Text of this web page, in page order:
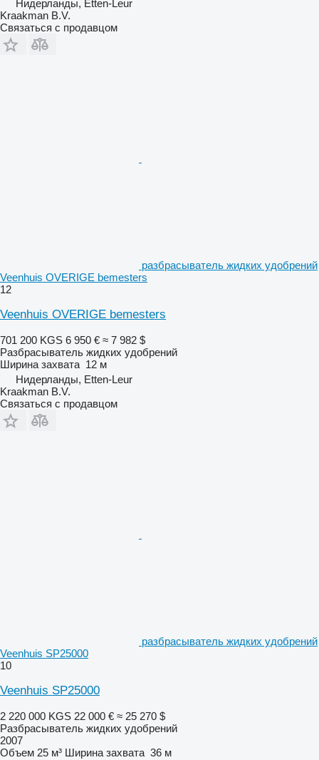
Нидерланды, Etten-Leur
Kraakman B.V.
Связаться с продавцом
разбрасыватель жидких удобрений
Veenhuis OVERIGE bemesters
12
Veenhuis OVERIGE bemesters
701 200 KGS 6 950 € ≈ 7 982 $
Разбрасыватель жидких удобрений
Ширина захвата 12 м
Нидерланды, Etten-Leur
Kraakman B.V.
Связаться с продавцом
разбрасыватель жидких удобрений
Veenhuis SP25000
10
Veenhuis SP25000
2 220 000 KGS 22 000 € ≈ 25 270 $
Разбрасыватель жидких удобрений
2007
Объем 25 м³ Ширина захвата 36 м